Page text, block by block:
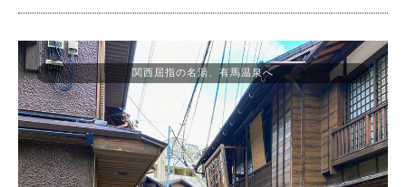
関西屈指の名湯、有馬温泉へ